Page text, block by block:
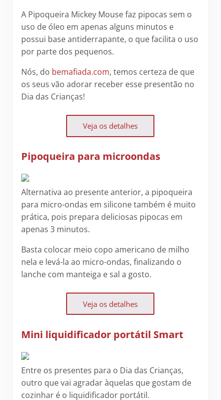
A Pipoqueira Mickey Mouse faz pipocas sem o
uso de óleo em apenas alguns minutos e
possui base antiderrapante, o que facilita o uso
por parte dos pequenos.
Nós, do bemafiada.com, temos certeza de que
os seus vão adorar receber esse presentão no
Dia das Crianças!
Veja os detalhes
Pipoqueira para microondas
Alternativa ao presente anterior, a pipoqueira
para micro-ondas em silicone também é muito
prática, pois prepara deliciosas pipocas em
apenas 3 minutos.
Basta colocar meio copo americano de milho
nela e levá-la ao micro-ondas, finalizando o
lanche com manteiga e sal a gosto.
Veja os detalhes
Mini liquidificador portátil Smart
Entre os presentes para o Dia das Crianças,
outro que vai agradar àquelas que gostam de
cozinhar é o liquidificador portátil.